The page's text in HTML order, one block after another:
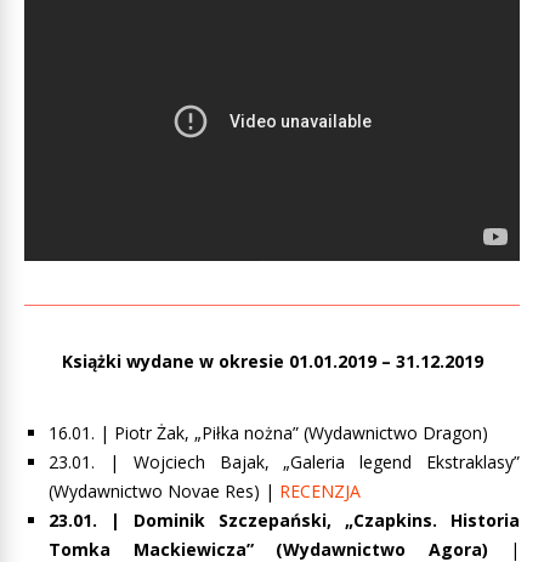
Książki wydane w okresie 01.01.2019 – 31.12.2019
16.01. | Piotr Żak, „Piłka nożna” (Wydawnictwo Dragon)
23.01. | Wojciech Bajak, „Galeria legend Ekstraklasy”
(Wydawnictwo Novae Res) | RECENZJA
23.01. | Dominik Szczepański, „Czapkins. Historia
Tomka Mackiewicza”(Wydawnictwo Agora) |